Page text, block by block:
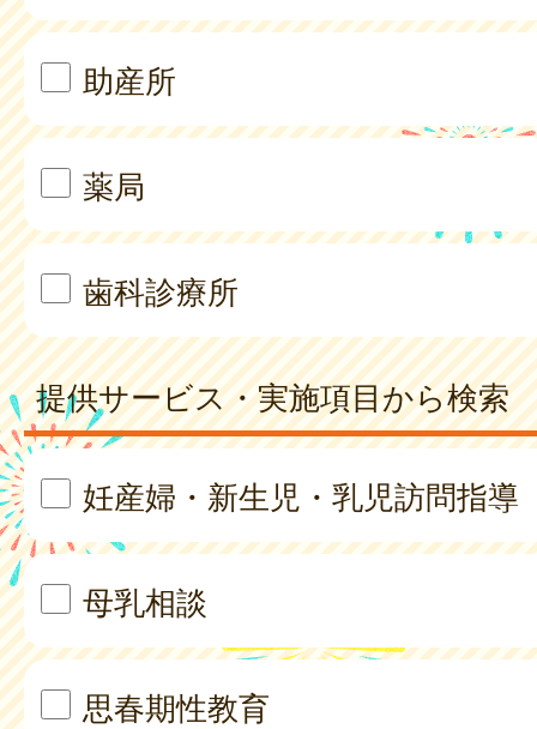
助産所
薬局
歯科診療所
提供サービス・実施項目から検索
妊産婦・新生児・乳児訪問指導
母乳相談
思春期性教育